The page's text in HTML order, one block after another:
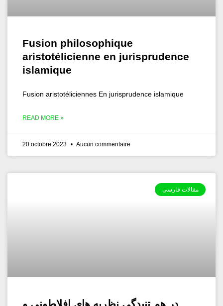
Fusion philosophique
aristotélicienne en jurisprudence
islamique
Fusion aristotéliciennes En jurisprudence islamique
READ MORE »
20 octobre 2023 Aucun commentaire
مقالات فارسی